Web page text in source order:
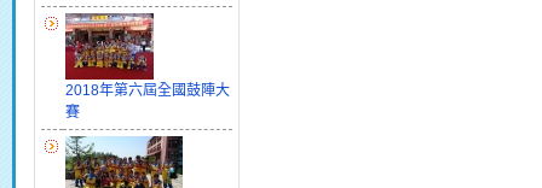
2018年第六屆全國鼓陣大
賽